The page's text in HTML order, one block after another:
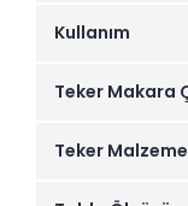
Kullanım
Teker Makara
Teker